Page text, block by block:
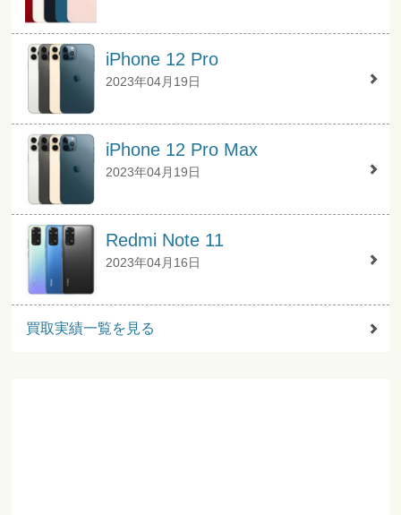
iPhone 12 Pro
2023年04月19日
iPhone 12 Pro Max
2023年04月19日
Redmi Note 11
2023年04月16日
買取実績一覧を見る